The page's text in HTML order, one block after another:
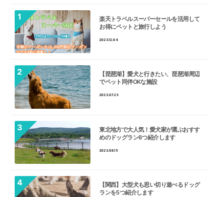
楽天トラベルスーパーセールを活用して
お得にペットと旅行しよう
2023.12.04
【琵琶湖】愛犬と行きたい、琵琶湖周辺
でペット同伴OKな施設
2023.07.23
東北地方で大人気！愛犬家が選ぶおすす
めのドッグラン6つ紹介します
2023.08.15
【関西】大型犬も思い切り遊べるドッグ
ランを5つ紹介します